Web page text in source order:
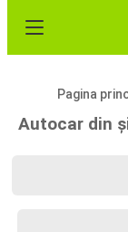
Pagina
Autocar din